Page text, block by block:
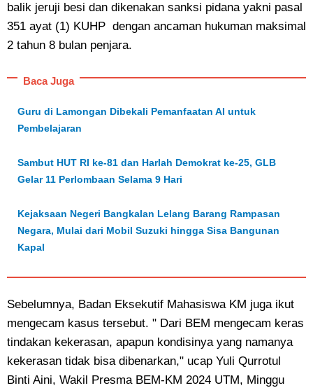
balik jeruji besi dan dikenakan sanksi pidana yakni pasal
351 ayat (1) KUHP dengan ancaman hukuman maksimal
2 tahun 8 bulan penjara.
Baca Juga
Guru di Lamongan Dibekali Pemanfaatan AI untuk
Pembelajaran
Sambut HUT RI ke-81 dan Harlah Demokrat ke-25, GLB
Gelar 11 Perlombaan Selama 9 Hari
Kejaksaan Negeri Bangkalan Lelang Barang Rampasan
Negara, Mulai dari Mobil Suzuki hingga Sisa Bangunan
Kapal
Sebelumnya, Badan Eksekutif Mahasiswa KM juga ikut
mengecam kasus tersebut. " Dari BEM mengecam keras
tindakan kekerasan, apapun kondisinya yang namanya
kekerasan tidak bisa dibenarkan," ucap Yuli Qurrotul
Binti Aini, Wakil Presma BEM-KM 2024 UTM, Minggu